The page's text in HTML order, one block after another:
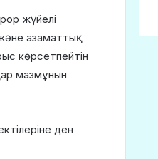
жүйелі
азаматтық
көрсетпейтін
мазмұнын
ден